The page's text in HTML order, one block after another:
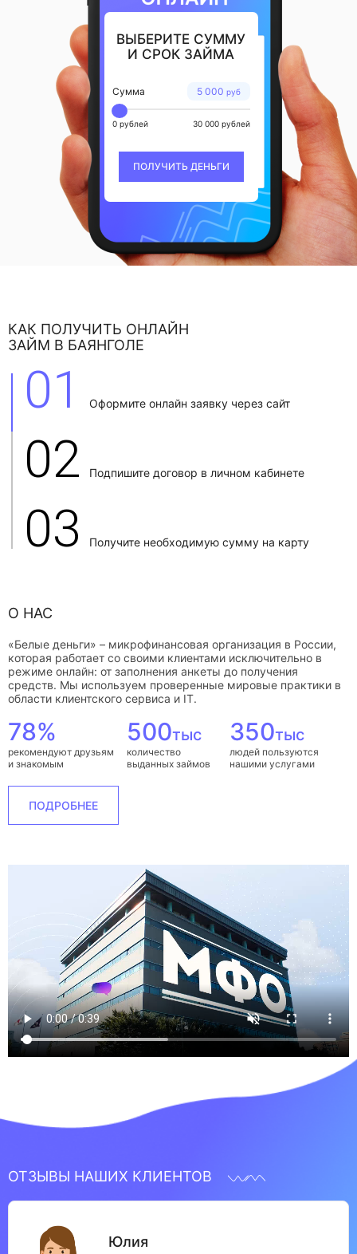
ВЫБЕРИТЕ СУММУ
И СРОК ЗАЙМА
5 000 руб
Сумма
0 рублей 30 000 рублей
ПОЛУЧИТЬ ДЕНЬГИ
КАК ПОЛУЧИТЬ ОНЛАЙН
ЗАЙМ В БАЯНГОЛЕ
01 Оформите онлайн заявку через сайт
02 Подпишите договор в личном кабинете
03 Получите необходимую сумму на карту
О НАС
«Белые деньги» – микрофинансовая организация в России,
которая работает со своими клиентами исключительно в
режиме онлайн: от заполнения анкеты до получения
средств. Мы используем проверенные мировые практики в
области клиентского сервиса и IT.
78%
рекомендуют друзьям
и знакомым
500тыс
количество
выданных займов
350тыс
людей пользуются
нашими услугами
ПОДРОБНЕЕ
ОТЗЫВЫ НАШИХ КЛИЕНТОВ
Юлия